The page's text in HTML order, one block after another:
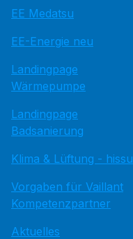
EE Medatsu
EE-Energie neu
Landingpage
Wärmepumpe
Landingpage
Badsanierung
Klima & Lüftung - hissu
Vorgaben für Vaillant
Kompetenzpartner
Aktuelles